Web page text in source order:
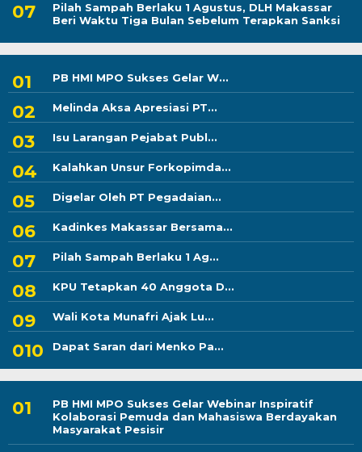
Pilah Sampah Berlaku 1 Agustus, DLH Makassar
Beri Waktu Tiga Bulan Sebelum Terapkan Sanksi
PB HMI MPO Sukses Gelar W...
Melinda Aksa Apresiasi PT...
Isu Larangan Pejabat Publ...
Kalahkan Unsur Forkopimda...
Digelar Oleh PT Pegadaian...
Kadinkes Makassar Bersama...
Pilah Sampah Berlaku 1 Ag...
KPU Tetapkan 40 Anggota D...
Wali Kota Munafri Ajak Lu...
Dapat Saran dari Menko Pa...
PB HMI MPO Sukses Gelar Webinar Inspiratif
Kolaborasi Pemuda dan Mahasiswa Berdayakan
Masyarakat Pesisir